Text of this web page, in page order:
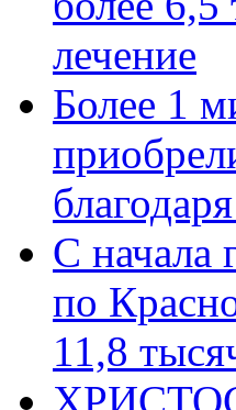
лечение
Более 1
С начала
по
11,8